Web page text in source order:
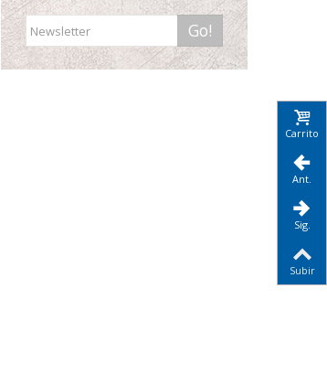
Go!
Carrito
Ant.
Sig.
Subir